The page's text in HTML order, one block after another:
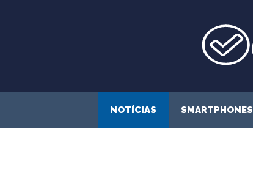
NOTÍCIAS SMARTPHONES